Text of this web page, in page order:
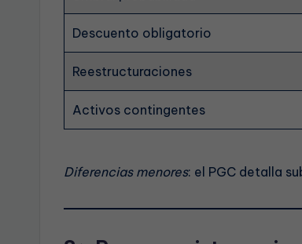
Descuento obligatorio
Reestructuraciones
Activos contingentes
Diferencias menores: el PGC detalla